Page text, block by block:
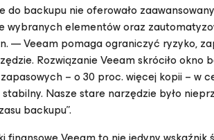
do backupu nie oferowało
wybranych elementów oraz
— Veeam pomaga ograniczyć ryzyko,
Rozwiązanie Veeam skróciło
– o 30 proc. więcej kopii – w
Nasze stare narzędzie było
backupu”.